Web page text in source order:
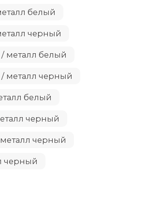
вяз светлый / металл белый
вяз светлый / металл черный
/ металл белый
дуб каменный / металл черный
белый
металл черный
орех темный / металл черный
серый / металл черный